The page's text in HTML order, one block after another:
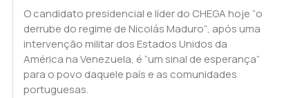
O candidato presidencial e líder do CHEGA hoje “o
derrube do regime de Nicolás Maduro“, após uma
intervenção militar dos Estados Unidos da
América na Venezuela, é “um sinal de esperança”
para o povo daquele país e as comunidades
portuguesas.